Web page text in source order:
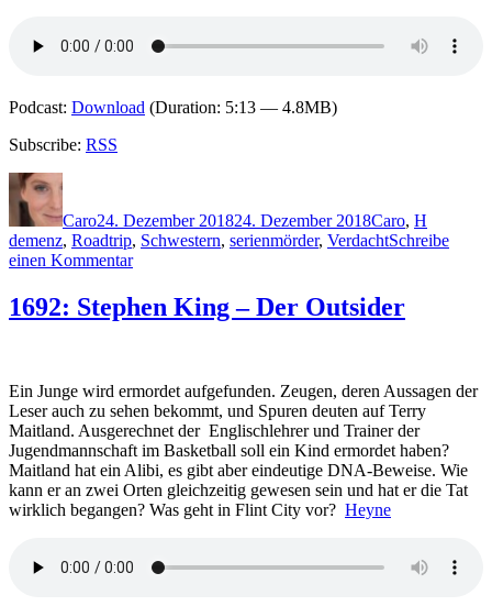
Podcast: Download (Duration: 5:13 — 4.8MB)
Subscribe: RSS
Autor
Caro24. Dezember 201824. Dezember 2018Caro, H
demenz, Roadtrip, Schwestern, serienmörder, VerdachtSchreibe
einen Kommentarzu
Julia
Heaberlin
1692: Stephen King – Der Outsider
Ein Junge wird ermordet aufgefunden. Zeugen, deren Aussagen der
Leser auch zu sehen bekommt, und Spuren deuten auf Terry
Maitland. Ausgerechnet der Englischlehrer und Trainer der
Jugendmannschaft im Basketball soll ein Kind ermordet haben?
Maitland hat ein Alibi, es gibt aber eindeutige DNA-Beweise. Wie
kann er an zwei Orten gleichzeitig gewesen sein und hat er die Tat
wirklich begangen? Was geht in Flint City vor? Heyne